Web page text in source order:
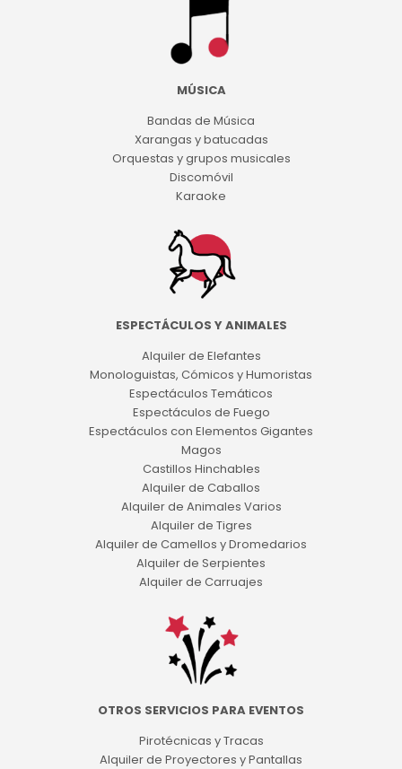
MÚSICA
Bandas de Música
Xarangas y batucadas
Orquestas y grupos musicales
Discomóvil
Karaoke
ESPECTÁCULOS Y ANIMALES
Alquiler de Elefantes
Monologuistas, Cómicos y Humoristas
Espectáculos Temáticos
Espectáculos de Fuego
Espectáculos con Elementos Gigantes
Magos
Castillos Hinchables
Alquiler de Caballos
Alquiler de Animales Varios
Alquiler de Tigres
Alquiler de Camellos y Dromedarios
Alquiler de Serpientes
Alquiler de Carruajes
OTROS SERVICIOS PARA EVENTOS
Pirotécnicas y Tracas
Alquiler de Proyectores y Pantallas